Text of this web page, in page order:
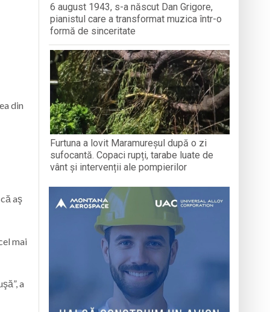
din
aş
mai
a
6 august 1943, s-a născut Dan Grigore,
pianistul care a transformat muzica într-o
formă de sinceritate
Furtuna a lovit Maramureșul după o zi
sufocantă. Copaci rupți, tarabe luate de
vânt și intervenții ale pompierilor